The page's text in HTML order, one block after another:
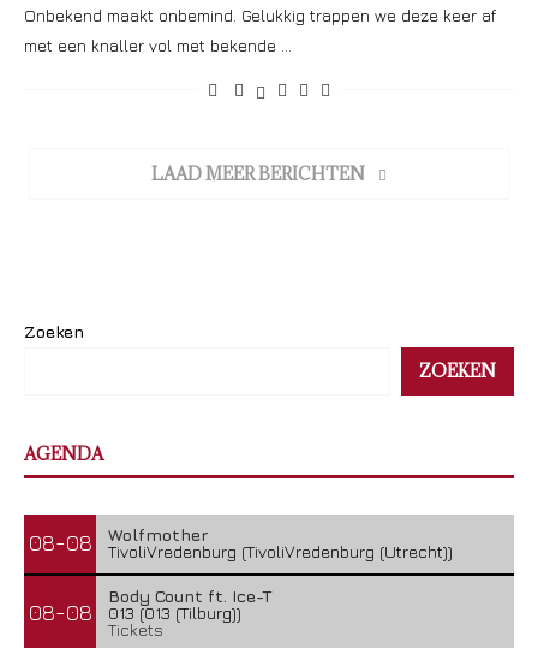
Onbekend maakt onbemind. Gelukkig trappen we deze keer af
met een knaller vol met bekende …
LAAD MEER BERICHTEN
Zoeken
ZOEKEN
AGENDA
08-08
Wolfmother
TivoliVredenburg (TivoliVredenburg (Utrecht))
08-08
Body Count ft. Ice-T
013 (013 (Tilburg))
Tickets